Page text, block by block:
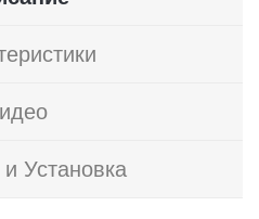
Установка